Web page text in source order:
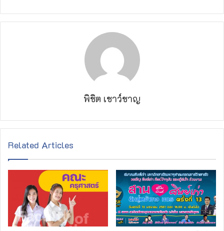
พิชิต เชาว์ชาญ
Related Articles